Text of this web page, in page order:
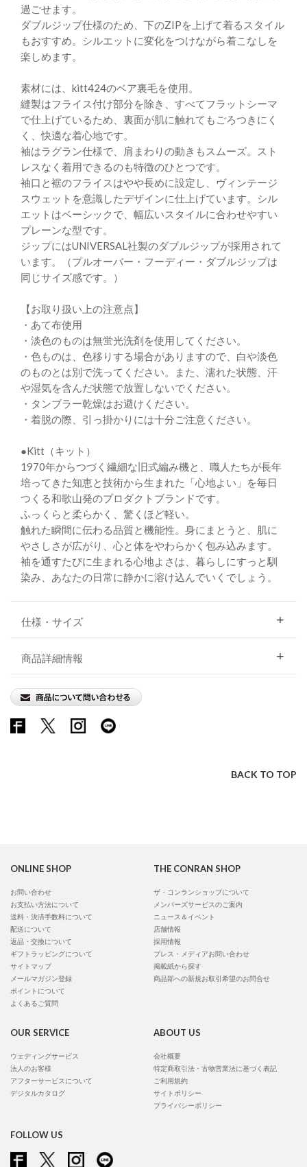
過ごせます。
ダブルジップ仕様のため、下のZIPを上げて着るスタイル
もおすすめ。シルエットに変化をつけながら着こなしを
楽しめます。
素材には、kitt424のベア裏毛を使用。
縫製はフライス付け部分を除き、すべてフラットシーマ
で仕上げているため、裏面が肌に触れてもごろつきにく
く、快適な着心地です。
袖はラグラン仕様で、肩まわりの動きもスムーズ。スト
レスなく着用できるのも特徴のひとつです。
袖口と裾のフライスはやや長めに設定し、ヴィンテージ
スウェットを意識したデザインに仕上げています。シル
エットはベーシックで、幅広いスタイルに合わせやすい
プレーンな型です。
ジップにはUNIVERSAL社製のダブルジップが採用されて
います。（プルオーバー・フーディー・ダブルジップは
同じサイズ感です。）
【お取り扱い上の注意点】
・あて布使用
・淡色のものは無蛍光洗剤を使用してください。
・色ものは、色移りする場合がありますので、白や淡色
のものとは別で洗ってください。また、濡れた状態、汗
や湿気を含んだ状態で放置しないでください。
・タンブラー乾燥はお避けください。
・着脱の際、引っ掛かりには十分ご注意ください。
●Kitt（キット）
1970年からつづく繊細な旧式編み機と、職人たちが長年
培ってきた知恵と技術から生まれた「心地よい」を毎日
つくる和歌山発のプロダクトブランドです。
ふっくらと柔らかく、驚くほど軽い。
触れた瞬間に伝わる品質と機能性。身にまとうと、肌に
やさしさが広がり、心と体をやわらかく包み込みます。
袖を通すたびに生まれる心地よさは、暮らしにすっと馴
染み、あなたの日常に静かに溶け込んでいくでしょう。
仕様・サイズ
商品詳細情報
BACK TO TOP
ONLINE SHOP
お問い合わせ
お支払い方法について
送料・決済手数料について
配送について
返品・交換について
ギフトラッピングについて
サイトマップ
メールマガジン登録
ポイントについて
よくあるご質問
THE CONRAN SHOP
ザ・コンランショップについて
メンバーズサービスのご案内
ニュース＆イベント
店舗情報
採用情報
プレス・メディアお問い合わせ
掲載紙から探す
商品部への新規お取引希望のお問合せ
OUR SERVICE
ウェディングサービス
法人のお客様
アフターサービスについて
デジタルカタログ
ABOUT US
会社概要
特定商取引法・古物営業法に基づく表記
ご利用規約
サイトポリシー
プライバシーポリシー
FOLLOW US